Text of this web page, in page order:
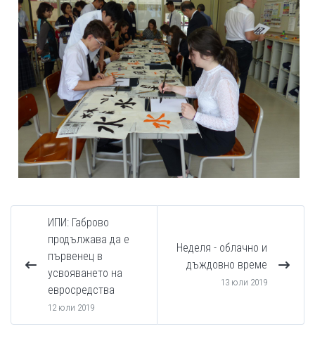
ИПИ: Габрово
продължава да е
първенец в
усвояването на
евросредства
12 юли 2019
Неделя - облачно и
дъждовно време
13 юли 2019